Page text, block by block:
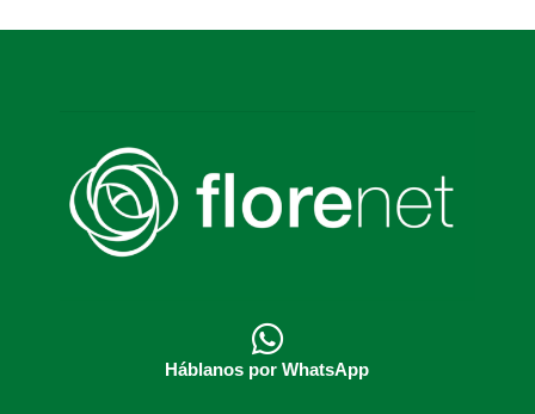
Háblanos por WhatsApp